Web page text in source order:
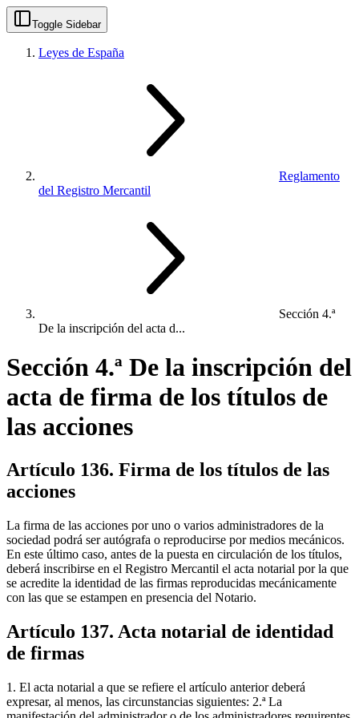
Toggle Sidebar
Leyes de España
Reglamento
del Registro Mercantil
Sección 4.ª
De la inscripción del acta d...
Sección 4.ª De la inscripción del
acta de firma de los títulos de
las acciones
Artículo 136. Firma de los títulos de las
acciones
La firma de las acciones por uno o varios administradores de la
sociedad podrá ser autógrafa o reproducirse por medios mecánicos.
En este último caso, antes de la puesta en circulación de los títulos,
deberá inscribirse en el Registro Mercantil el acta notarial por la que
se acredite la identidad de las firmas reproducidas mecánicamente
con las que se estampen en presencia del Notario.
Artículo 137. Acta notarial de identidad
de firmas
1. El acta notarial a que se refiere el artículo anterior deberá
expresar, al menos, las circunstancias siguientes: 2.ª La